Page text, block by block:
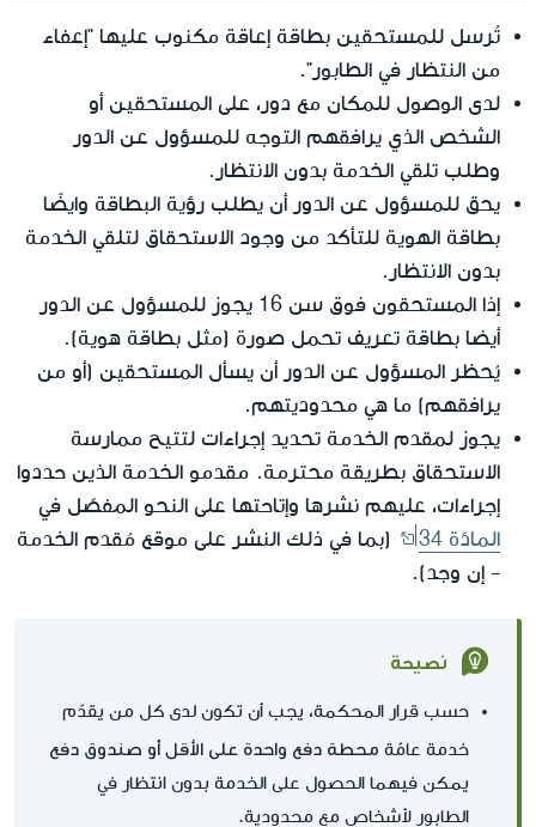
تُرسل للمستحقين بطاقة إعاقة مكنوب عليها "إعفاء
من النتظار في الطابور".
لدى الوصول للمكان مع دور، على المستحقين أو
الشخص الذي يرافقهم التوجه للمسؤول عن الدور
وطلب تلقي الخدمة بدون الانتظار.
يحق للمسؤول عن الدور أن يطلب رؤية البطاقة وايضًا
بطاقة الهوية للتأكد من وجود الاستحقاق لتلقي الخدمة
بدون الانتظار.
إذا المستحقون فوق سن 16 يجوز للمسؤول عن الدور
أيضا بطاقة تعريف تحمل صورة (مثل بطاقة هوية).
يُحظر المسؤول عن الدور أن يسأل المستحقين (أو من
يرافقهم) ما هي محدوديتهم.
يجوز لمقدم الخدمة تحديد إجراءات لتتيح ممارسة
الاستحقاق بطريقة محترمة. مقدمو الخدمة الذين حددوا
إجراءات، عليهم نشرها وإتاحتها على النحو المفصّل في
المادّة 34
(بما في ذلك النشر على موقع مُقدم الخدمة
- إن وجد).
نصيحة
حسب قرار المحكمة، يجب أن تكون لدى كل من يقدّم
خدمة عامّة محطة دفع واحدة على الأقل أو صندوق دفع
يمكن فيهما الحصول على الخدمة بدون انتظار في
الطابور لأشخاص مع محدودية.